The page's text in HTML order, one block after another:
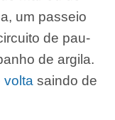
um passeio
de pau-
de argila.
volta saindo de